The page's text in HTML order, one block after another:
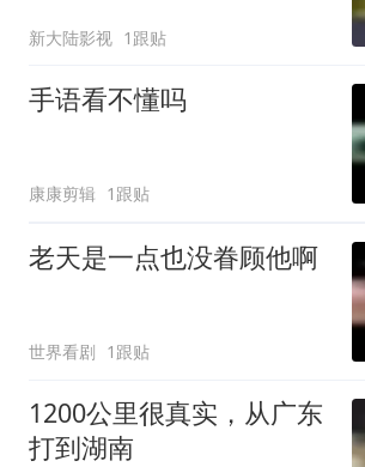
新大陆影视 1跟贴
手语看不懂吗
康康剪辑 1跟贴
老天是一点也没眷顾他啊
世界看剧 1跟贴
1200公里很真实，从广东
打到湖南